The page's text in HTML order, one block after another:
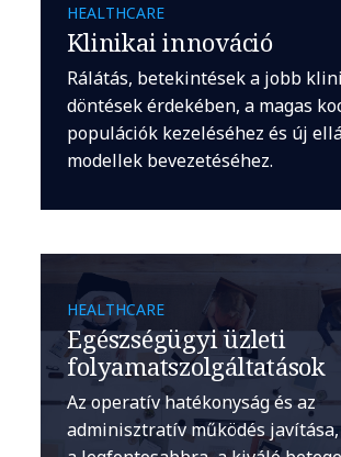
HEALTHCARE
Klinikai innováció
Rálátás, betekintések a jobb
döntések érdekében, a magas
populációk kezeléséhez és új
modellek bevezetéséhez.
HEALTHCARE
Egészségügyi üzleti
folyamatszolgáltatások
Az operatív hatékonyság és az
adminisztratív működés